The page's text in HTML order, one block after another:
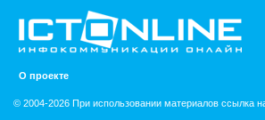
О проекте
© 2004-2026 При использовании материалов ссылка